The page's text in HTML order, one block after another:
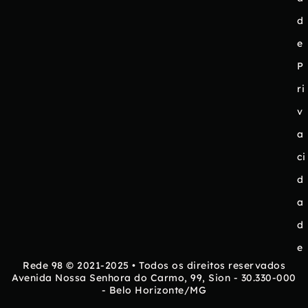
d
e
P
ri
v
a
ci
d
a
d
e
Rede 98 © 2021-2025 • Todos os direitos reservados
Avenida Nossa Senhora do Carmo, 99, Sion - 30.330-000
- Belo Horizonte/MG